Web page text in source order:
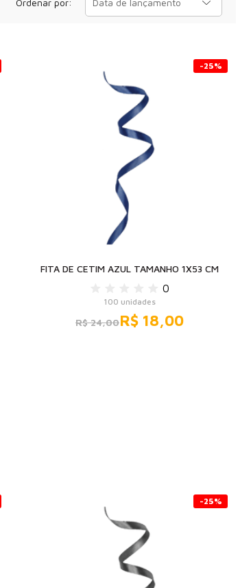
Ordenar por: Data de lançamento
-25%
FITA DE CETIM AZUL TAMANHO 1X53 CM
0
100 unidades
R$ 24,00R$ 18,00
-25%